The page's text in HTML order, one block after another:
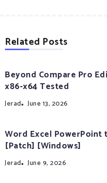
Related Posts
Beyond Compare Pro
x86-x64 Tested
Jerad June 13, 2026
Word Excel PowerPoint
[Patch] [Windows]
Jerad June 9, 2026